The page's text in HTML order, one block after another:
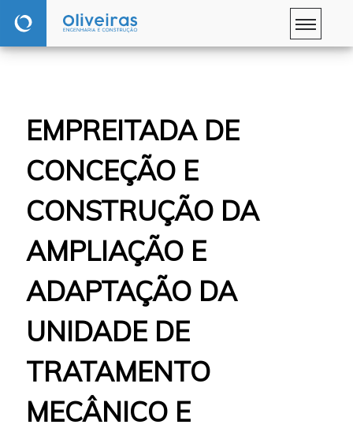
EMPREITADA DE
CONCEÇÃO E
CONSTRUÇÃO DA
AMPLIAÇÃO E
ADAPTAÇÃO DA
UNIDADE DE
TRATAMENTO
MECÂNICO E